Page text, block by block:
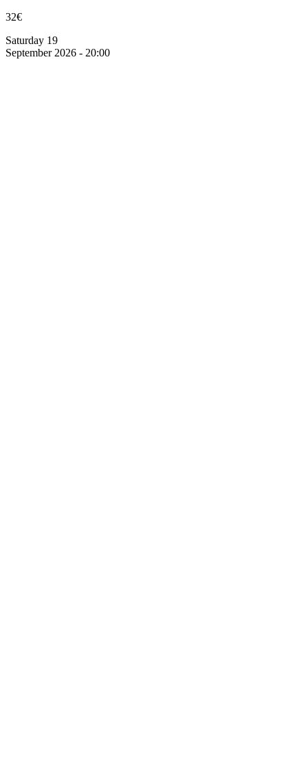
32€
Saturday 19
September 2026 - 20:00